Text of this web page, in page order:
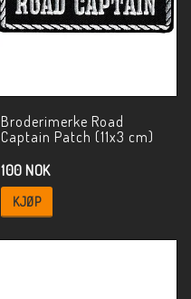
Broderimerke Road
Captain Patch (11x3 cm)
100 NOK
KJØP